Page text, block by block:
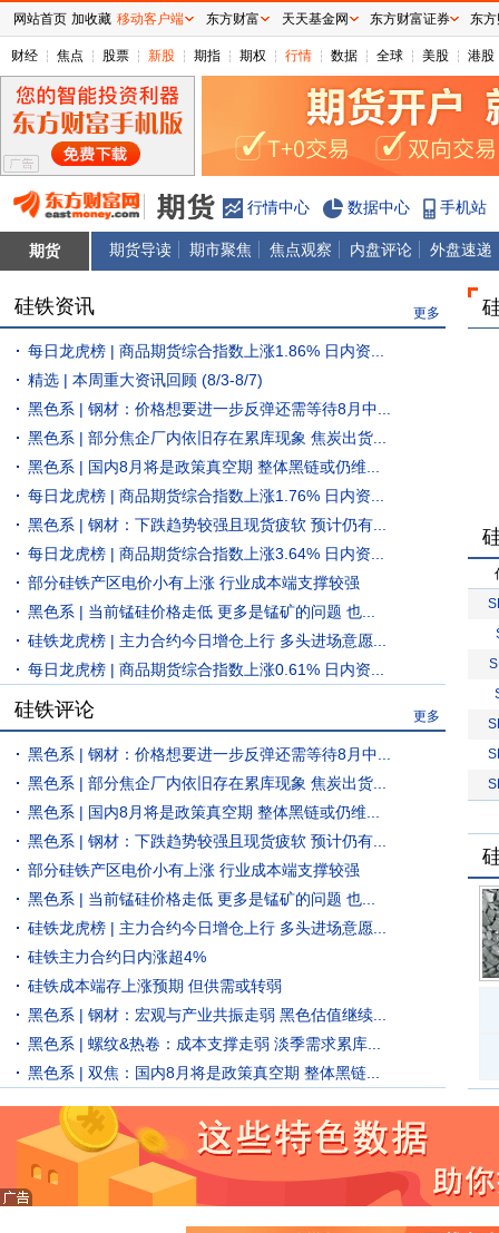
财经 焦点 股票 新股 期指 期权 行情 数据 全球 美股 港股
行情中心 数据中心 手机站
期货 期货导读 期市聚焦 焦点观察 内盘评论 外盘速递
硅铁资讯 更多
每日龙虎榜 | 商品期货综合指数上涨1.86% 日内资...
精选 | 本周重大资讯回顾 (8/3-8/7)
黑色系 | 钢材：价格想要进一步反弹还需等待8月中...
黑色系 | 部分焦企厂内依旧存在累库现象 焦炭出货...
黑色系 | 国内8月将是政策真空期 整体黑链或仍维...
每日龙虎榜 | 商品期货综合指数上涨1.76% 日内资...
黑色系 | 钢材：下跌趋势较强且现货疲软 预计仍有...
每日龙虎榜 | 商品期货综合指数上涨3.64% 日内资...
部分硅铁产区电价小有上涨 行业成本端支撑较强
黑色系 | 当前锰硅价格走低 更多是锰矿的问题 也...
硅铁龙虎榜 | 主力合约今日增仓上行 多头进场意愿...
每日龙虎榜 | 商品期货综合指数上涨0.61% 日内资...
硅铁评论 更多
黑色系 | 钢材：价格想要进一步反弹还需等待8月中...
黑色系 | 部分焦企厂内依旧存在累库现象 焦炭出货...
黑色系 | 国内8月将是政策真空期 整体黑链或仍维...
黑色系 | 钢材：下跌趋势较强且现货疲软 预计仍有...
部分硅铁产区电价小有上涨 行业成本端支撑较强
黑色系 | 当前锰硅价格走低 更多是锰矿的问题 也...
硅铁龙虎榜 | 主力合约今日增仓上行 多头进场意愿...
硅铁主力合约日内涨超4%
硅铁成本端存上涨预期 但供需或转弱
黑色系 | 钢材：宏观与产业共振走弱 黑色估值继续...
黑色系 | 螺纹&热卷：成本支撑走弱 淡季需求累库...
黑色系 | 双焦：国内8月将是政策真空期 整体黑链...
网站首页 加收藏 移动客户端 东方财富 天天基金网 东方财富证券 东